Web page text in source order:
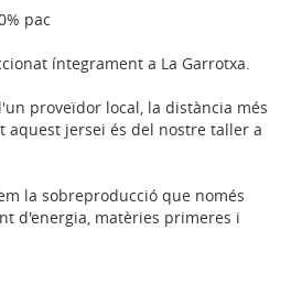
pac
íntegrament a La Garrotxa.
proveïdor local, la distància més
aquest jersei és del nostre taller a
la sobreproducció que només
d'energia, matèries primeres i